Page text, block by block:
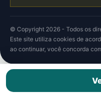
© Copyright 2026 - Todos os
Este site utiliza cookies de
ao continuar, você concorda